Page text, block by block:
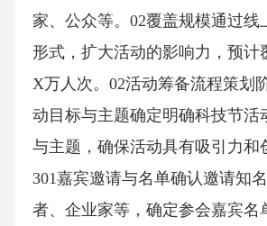
家、公众等。02覆盖规模通过线
形式，扩大活动的影响力，预计
X万人次。02活动筹备流程策划
动目标与主题确定明确科技节活
与主题，确保活动具有吸引力和
301嘉宾邀请与名单确认邀请知
者、企业家等，确定参会嘉宾名